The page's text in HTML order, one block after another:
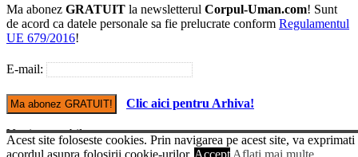
Ma abonez GRATUIT la newsletterul Corpul-Uman.com! Sunt
de acord ca datele personale sa fie prelucrate conform Regulamentul
UE 679/2016!
E-mail:
Clic aici pentru Arhiva!
Versiune mobile
Acest site foloseste cookies. Prin navigarea pe acest site, va exprimati
acordul asupra folosirii cookie-urilor. Accept Aflati mai multe...
© Copyright Corpul-uman.com